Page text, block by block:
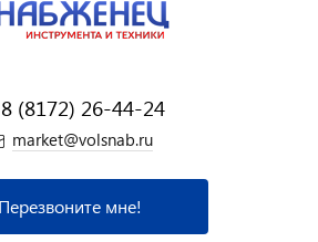
8 (8172) 26-44-24
market@volsnab.ru
Перезвоните мне!